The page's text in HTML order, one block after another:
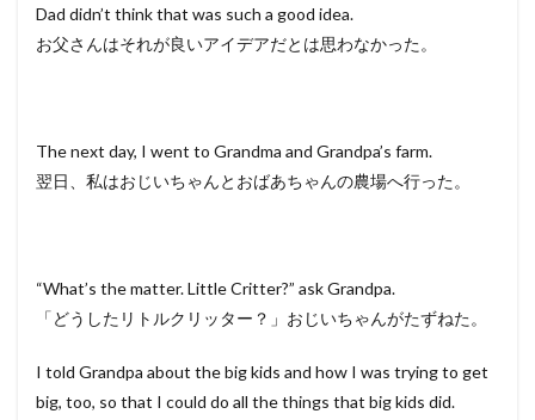
Dad didn’t think that was such a good idea.
お父さんはそれが良いアイデアだとは思わなかった。
The next day, I went to Grandma and Grandpa’s farm.
翌日、私はおじいちゃんとおばあちゃんの農場へ行った。
“What’s the matter. Little Critter?” ask Grandpa.
「どうしたリトルクリッター？」おじいちゃんがたずねた。
I told Grandpa about the big kids and how I was trying to get
big, too, so that I could do all the things that big kids did.